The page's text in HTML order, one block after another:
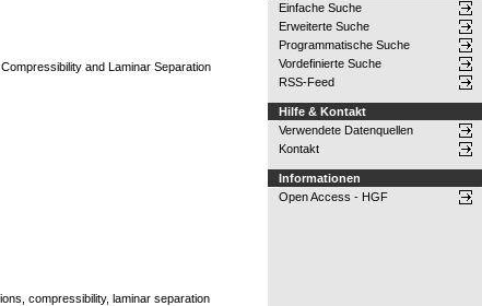
and Laminar Separation
compressibility, laminar separation
Einfache Suche
Erweiterte Suche
Programmatische Suche
Vordefinierte Suche
RSS-Feed
Hilfe & Kontakt
Verwendete Datenquellen
Kontakt
Informationen
Open Access - HGF